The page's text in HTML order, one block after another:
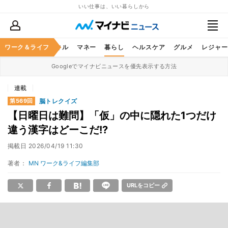
いい仕事は、いい暮らしから
ワーク＆ライフ
ア ビジネススキル マネー 暮らし ヘルスケア グルメ レジャー
Googleでマイナビニュースを優先表示する方法
連載
第569回 脳トレクイズ
【日曜日は難問】「仮」の中に隠れた1つだけ
違う漢字はどーこだ!?
掲載日 2026/04/19 11:30
著者： MN ワーク&ライフ編集部
URLをコピー